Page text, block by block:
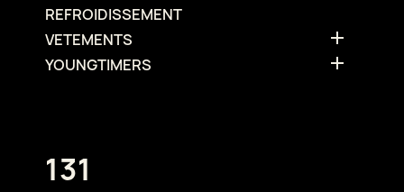
REFROIDISSEMENT
VETEMENTS

YOUNGTIMERS 
131